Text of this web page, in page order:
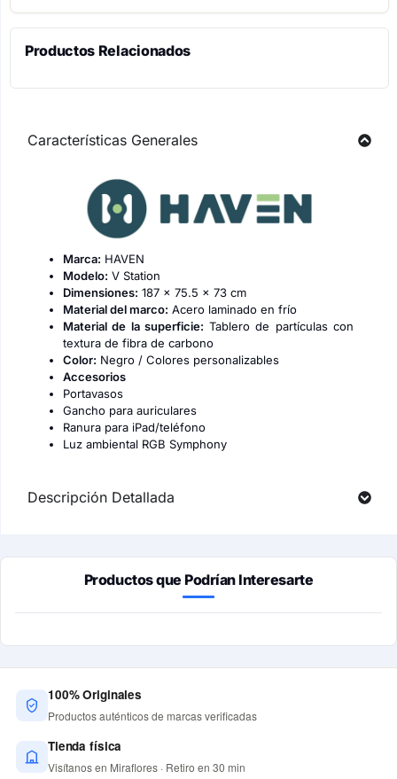
Productos Relacionados
Características Generales
Marca: HAVEN
Modelo: V Station
Dimensiones: 187 × 75.5 × 73 cm
Material del marco: Acero laminado en frío
Material de la superficie: Tablero de partículas con
textura de fibra de carbono
Color: Negro / Colores personalizables
Accesorios
Portavasos
Gancho para auriculares
Ranura para iPad/teléfono
Luz ambiental RGB Symphony
Descripción Detallada
Productos que Podrían Interesarte
100% Originales
Productos auténticos de marcas verificadas
Tienda física
Visítanos en Miraflores · Retiro en 30 min